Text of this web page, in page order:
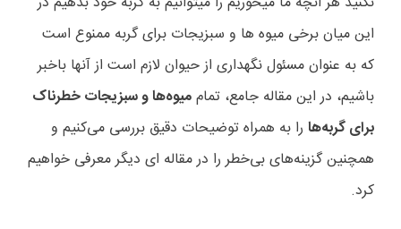
این میان برخی میوه ها و سبزیجات برای گربه ممنوع است
که به عنوان مسئول نگهداری از حیوان لازم است از آنها باخبر
باشیم، در این مقاله جامع، تماممیوه‌ها و سبزیجات خطرناک
برای گربه‌ها را به همراه توضیحات دقیق بررسی می‌کنیم و
همچنین گزینه‌های بی‌خطر را در مقاله ای دیگر معرفی خواهیم
کرد.